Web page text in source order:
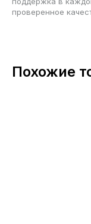
проверенное
Похожие